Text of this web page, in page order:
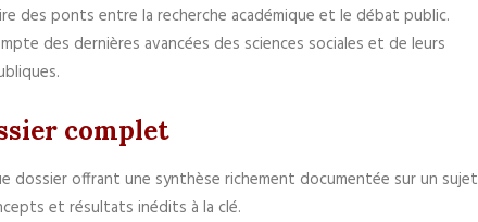
des ponts entre la recherche académique et le débat public.
des dernières avancées des sciences sociales et de leurs
complet
dossier offrant une synthèse richement documentée sur un sujet
et résultats inédits à la clé.